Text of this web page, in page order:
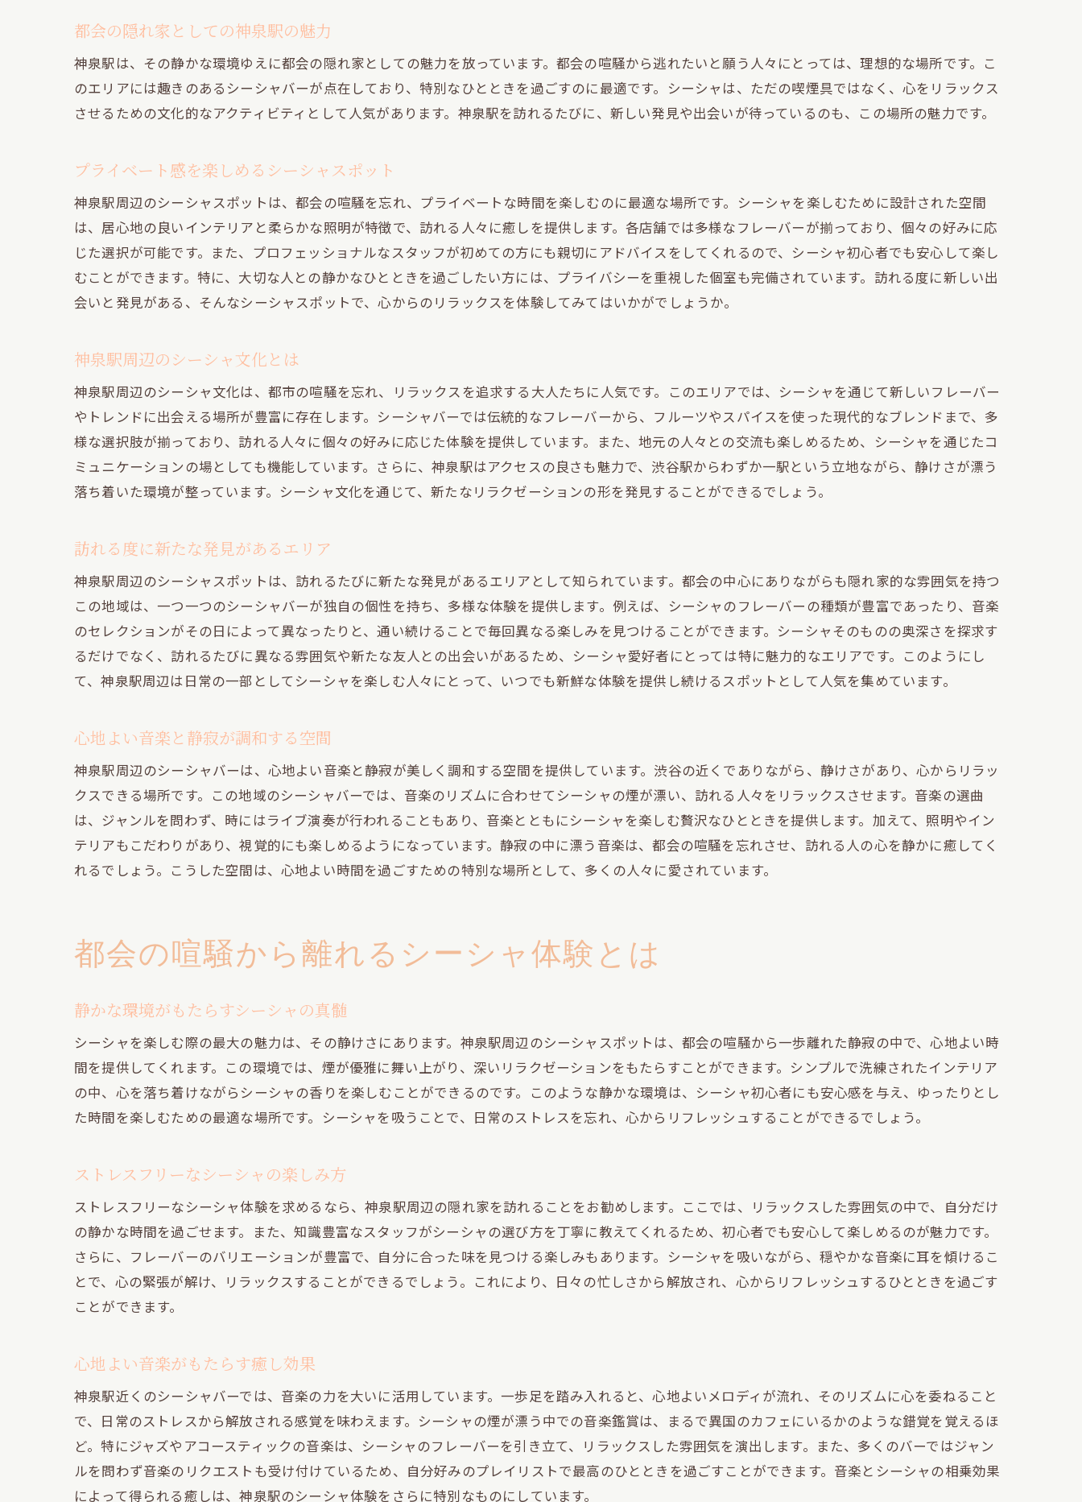
神泉駅のシーシャスポットの特徴
一歩足を踏み入れたくなる魅力的なエリア
訪れるたびに新しい刺激を受ける場所
渋谷駅近くでシーシャを楽しむ最適なスポット
神泉駅から簡単アクセスのシーシャバー
渋谷駅近くで静かにシーシャを楽しむ方法
アクセスしやすいシーシャバーの特徴
渋谷駅近くのシーシャスポットとは
音楽と共にリラックスできるシーシャの魅力
音楽がもたらすリラクゼーション効果
心地よいBGMと共に楽しむシーシャ
シーシャタイムを彩る音楽セレクション
音楽が引き立てるシーシャの魅力
神泉駅でシーシャを試すべき理由
シーシャ初心者にも安心の神泉駅
神泉駅での特別なシーシャ体験
リピーターが絶えない神泉駅の秘密
神泉駅でのシーシャデビューのすすめ
心地よい時間を過ごすためのシーシャスポット
リラックスできるシーシャバーの特徴
訪れるたびにくつろげる場所
プライベートな空間でのシーシャの楽しみ方
新しいフレーバーを試す楽しみ
シーシャの新しい楽しみ方を発見
神泉駅でのシーシャのトレンド
神泉駅でのシーシャ体験を深める方法
都会の隠れ家としての神泉駅の魅力
神泉駅は、その静かな環境ゆえに都会の隠れ家としての魅力を放っています。都会の喧騒から逃れたいと願う人々にとっては、理想的な場所です。こ
のエリアには趣きのあるシーシャバーが点在しており、特別なひとときを過ごすのに最適です。シーシャは、ただの喫煙具ではなく、心をリラックス
させるための文化的なアクティビティとして人気があります。神泉駅を訪れるたびに、新しい発見や出会いが待っているのも、この場所の魅力です。
プライベート感を楽しめるシーシャスポット
神泉駅周辺のシーシャスポットは、都会の喧騒を忘れ、プライベートな時間を楽しむのに最適な場所です。シーシャを楽しむために設計された空間
は、居心地の良いインテリアと柔らかな照明が特徴で、訪れる人々に癒しを提供します。各店舗では多様なフレーバーが揃っており、個々の好みに応
じた選択が可能です。また、プロフェッショナルなスタッフが初めての方にも親切にアドバイスをしてくれるので、シーシャ初心者でも安心して楽し
むことができます。特に、大切な人との静かなひとときを過ごしたい方には、プライバシーを重視した個室も完備されています。訪れる度に新しい出
会いと発見がある、そんなシーシャスポットで、心からのリラックスを体験してみてはいかがでしょうか。
神泉駅周辺のシーシャ文化とは
神泉駅周辺のシーシャ文化は、都市の喧騒を忘れ、リラックスを追求する大人たちに人気です。このエリアでは、シーシャを通じて新しいフレーバー
やトレンドに出会える場所が豊富に存在します。シーシャバーでは伝統的なフレーバーから、フルーツやスパイスを使った現代的なブレンドまで、多
様な選択肢が揃っており、訪れる人々に個々の好みに応じた体験を提供しています。また、地元の人々との交流も楽しめるため、シーシャを通じたコ
ミュニケーションの場としても機能しています。さらに、神泉駅はアクセスの良さも魅力で、渋谷駅からわずか一駅という立地ながら、静けさが漂う
落ち着いた環境が整っています。シーシャ文化を通じて、新たなリラクゼーションの形を発見することができるでしょう。
訪れる度に新たな発見があるエリア
神泉駅周辺のシーシャスポットは、訪れるたびに新たな発見があるエリアとして知られています。都会の中心にありながらも隠れ家的な雰囲気を持つ
この地域は、一つ一つのシーシャバーが独自の個性を持ち、多様な体験を提供します。例えば、シーシャのフレーバーの種類が豊富であったり、音楽
のセレクションがその日によって異なったりと、通い続けることで毎回異なる楽しみを見つけることができます。シーシャそのものの奥深さを探求す
るだけでなく、訪れるたびに異なる雰囲気や新たな友人との出会いがあるため、シーシャ愛好者にとっては特に魅力的なエリアです。このようにし
て、神泉駅周辺は日常の一部としてシーシャを楽しむ人々にとって、いつでも新鮮な体験を提供し続けるスポットとして人気を集めています。
心地よい音楽と静寂が調和する空間
神泉駅周辺のシーシャバーは、心地よい音楽と静寂が美しく調和する空間を提供しています。渋谷の近くでありながら、静けさがあり、心からリラッ
クスできる場所です。この地域のシーシャバーでは、音楽のリズムに合わせてシーシャの煙が漂い、訪れる人々をリラックスさせます。音楽の選曲
は、ジャンルを問わず、時にはライブ演奏が行われることもあり、音楽とともにシーシャを楽しむ贅沢なひとときを提供します。加えて、照明やイン
テリアもこだわりがあり、視覚的にも楽しめるようになっています。静寂の中に漂う音楽は、都会の喧騒を忘れさせ、訪れる人の心を静かに癒してく
れるでしょう。こうした空間は、心地よい時間を過ごすための特別な場所として、多くの人々に愛されています。
都会の喧騒から離れるシーシャ体験とは
静かな環境がもたらすシーシャの真髄
シーシャを楽しむ際の最大の魅力は、その静けさにあります。神泉駅周辺のシーシャスポットは、都会の喧騒から一歩離れた静寂の中で、心地よい時
間を提供してくれます。この環境では、煙が優雅に舞い上がり、深いリラクゼーションをもたらすことができます。シンプルで洗練されたインテリア
の中、心を落ち着けながらシーシャの香りを楽しむことができるのです。このような静かな環境は、シーシャ初心者にも安心感を与え、ゆったりとし
た時間を楽しむための最適な場所です。シーシャを吸うことで、日常のストレスを忘れ、心からリフレッシュすることができるでしょう。
ストレスフリーなシーシャの楽しみ方
ストレスフリーなシーシャ体験を求めるなら、神泉駅周辺の隠れ家を訪れることをお勧めします。ここでは、リラックスした雰囲気の中で、自分だけ
の静かな時間を過ごせます。また、知識豊富なスタッフがシーシャの選び方を丁寧に教えてくれるため、初心者でも安心して楽しめるのが魅力です。
さらに、フレーバーのバリエーションが豊富で、自分に合った味を見つける楽しみもあります。シーシャを吸いながら、穏やかな音楽に耳を傾けるこ
とで、心の緊張が解け、リラックスすることができるでしょう。これにより、日々の忙しさから解放され、心からリフレッシュするひとときを過ごす
ことができます。
心地よい音楽がもたらす癒し効果
神泉駅近くのシーシャバーでは、音楽の力を大いに活用しています。一歩足を踏み入れると、心地よいメロディが流れ、そのリズムに心を委ねること
で、日常のストレスから解放される感覚を味わえます。シーシャの煙が漂う中での音楽鑑賞は、まるで異国のカフェにいるかのような錯覚を覚えるほ
ど。特にジャズやアコースティックの音楽は、シーシャのフレーバーを引き立て、リラックスした雰囲気を演出します。また、多くのバーではジャン
ルを問わず音楽のリクエストも受け付けているため、自分好みのプレイリストで最高のひとときを過ごすことができます。音楽とシーシャの相乗効果
によって得られる癒しは、神泉駅のシーシャ体験をさらに特別なものにしています。